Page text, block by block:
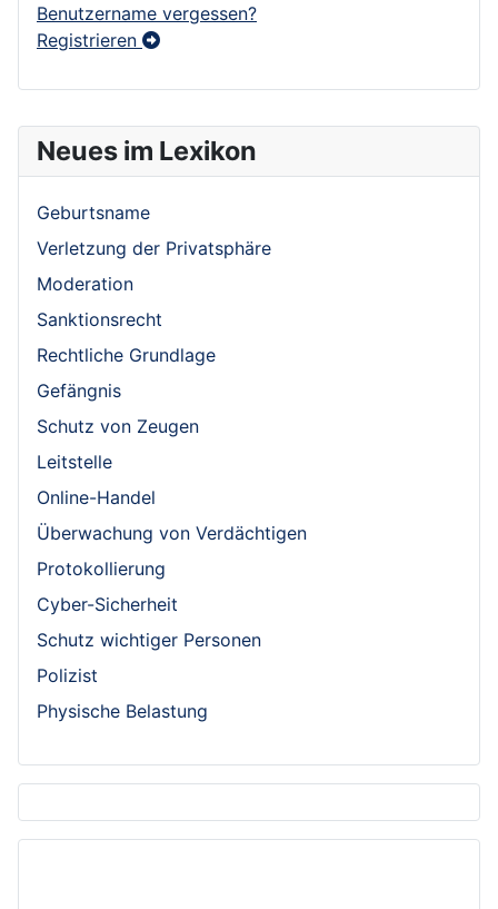
Neues im Lexikon
Geburtsname
Verletzung der Privatsphäre
Moderation
Sanktionsrecht
Rechtliche Grundlage
Gefängnis
Schutz von Zeugen
Leitstelle
Online-Handel
Überwachung von Verdächtigen
Protokollierung
Cyber-Sicherheit
Schutz wichtiger Personen
Polizist
Physische Belastung
Benutzername vergessen?
Registrieren